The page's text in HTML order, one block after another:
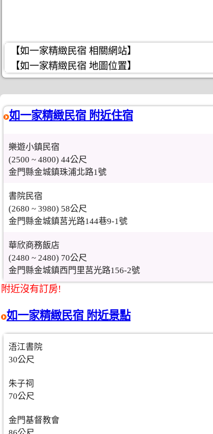
【如一家精緻民宿 相關網站】
【如一家精緻民宿 地圖位置】
如一家精緻民宿 附近住宿
樂遊小鎮民宿
(2500 ~ 4800) 44公尺
金門縣金城鎮珠浦北路1號
書院民宿
(2680 ~ 3980) 58公尺
金門縣金城鎮莒光路144巷9-1號
華欣商務飯店
(2480 ~ 2480) 70公尺
金門縣金城鎮西門里莒光路156-2號
附近沒有訂房!
如一家精緻民宿 附近景點
浯江書院
30公尺
朱子祠
70公尺
金門基督教會